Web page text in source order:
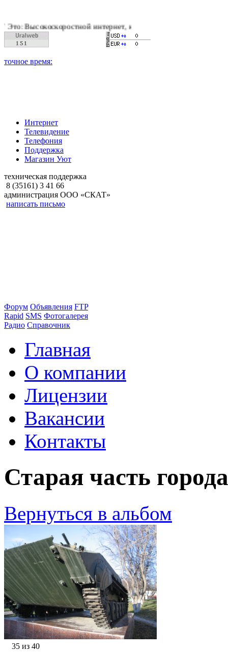
интернет, качественное цифровое и кабельное
Интернет
Телевидение
Телефония
Поддержка
Магазин Уют
техническая поддержка
8 (35161) 3 41 66
администрация ООО «СКАТ»
написать письмо
Форум Объявления FTP
Rapid SMS Фотогалерея
Радио Справочник
Главная
О компании
Лицензии
Вакансии
Контакты
Старая часть
Вернуться в альбом
35 из 40